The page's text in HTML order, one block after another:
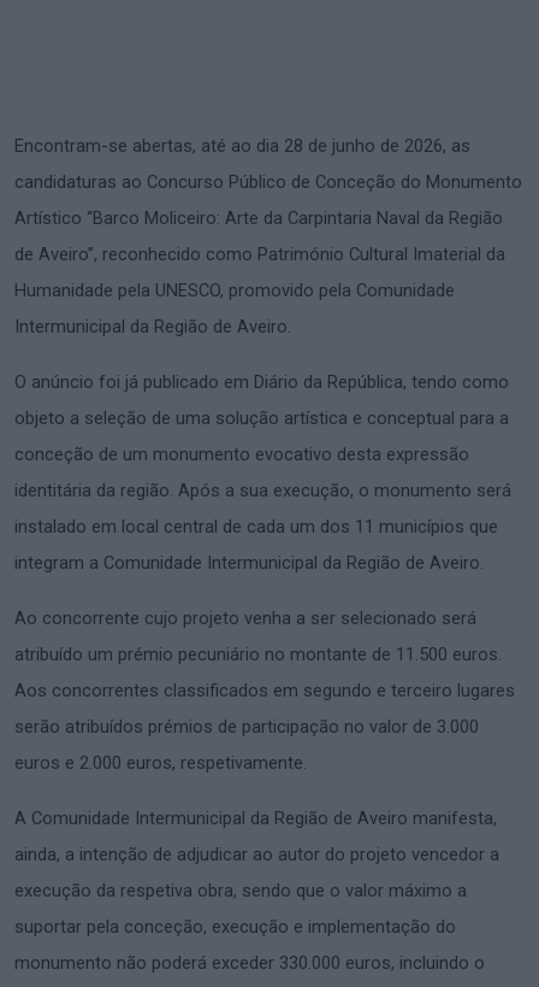
Encontram-se abertas, até ao dia 28 de junho de 2026, as
candidaturas ao Concurso Público de Conceção do Monumento
Artístico “Barco Moliceiro: Arte da Carpintaria Naval da Região
de Aveiro”, reconhecido como Património Cultural Imaterial da
Humanidade pela UNESCO, promovido pela Comunidade
Intermunicipal da Região de Aveiro.
O anúncio foi já publicado em Diário da República, tendo como
objeto a seleção de uma solução artística e conceptual para a
conceção de um monumento evocativo desta expressão
identitária da região. Após a sua execução, o monumento será
instalado em local central de cada um dos 11 municípios que
integram a Comunidade Intermunicipal da Região de Aveiro.
Ao concorrente cujo projeto venha a ser selecionado será
atribuído um prémio pecuniário no montante de 11.500 euros.
Aos concorrentes classificados em segundo e terceiro lugares
serão atribuídos prémios de participação no valor de 3.000
euros e 2.000 euros, respetivamente.
A Comunidade Intermunicipal da Região de Aveiro manifesta,
ainda, a intenção de adjudicar ao autor do projeto vencedor a
execução da respetiva obra, sendo que o valor máximo a
suportar pela conceção, execução e implementação do
monumento não poderá exceder 330.000 euros, incluindo o